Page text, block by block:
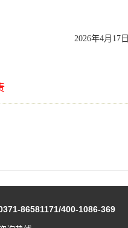
2026年4月17日
86581171/400-1086-369